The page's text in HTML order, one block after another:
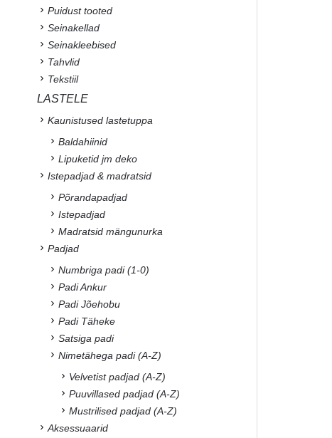
Puidust tooted
Seinakellad
Seinakleebised
Tahvlid
Tekstiil
LASTELE
Kaunistused lastetuppa
Baldahiinid
Lipuketid jm deko
Istepadjad & madratsid
Põrandapadjad
Istepadjad
Madratsid mängunurka
Padjad
Numbriga padi (1-0)
Padi Ankur
Padi Jõehobu
Padi Täheke
Satsiga padi
Nimetähega padi (A-Z)
Velvetist padjad (A-Z)
Puuvillased padjad (A-Z)
Mustrilised padjad (A-Z)
Aksessuaarid